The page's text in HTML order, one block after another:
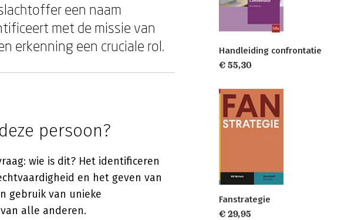
een naam
met de missie van
erkenning een cruciale rol.
persoon?
wie is dit? Het identificeren
en het geven van
gebruik van unieke
alle anderen.
Handleiding confrontatie
€ 55,30
Fanstrategie
€ 29,95